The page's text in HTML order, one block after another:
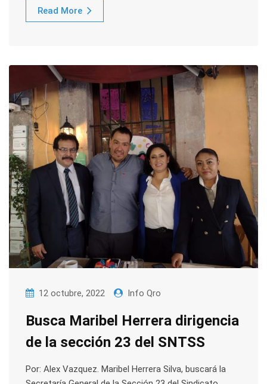
Read More
12 octubre, 2022 Info Qro
Busca Maribel Herrera dirigencia
de la sección 23 del SNTSS
Por: Alex Vazquez. Maribel Herrera Silva, buscará la